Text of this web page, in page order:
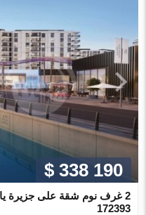
$ 338 190
2 غرف نوم شقة على جزيرة
172393